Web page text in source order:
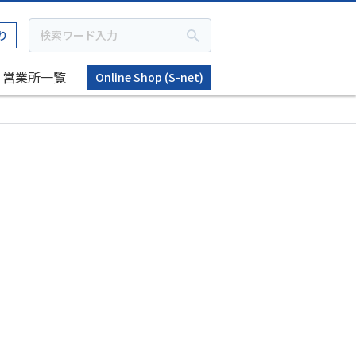
営業所一覧
Online Shop (S-net)